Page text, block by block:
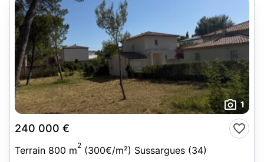
1
240 000 €
Terrain 800 m2 (300€/m²) Sussargues (34)